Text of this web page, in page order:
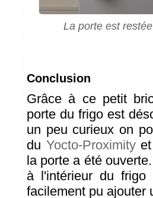
La porte est
Conclusion
Grâce à ce petit
porte du frigo est
un peu curieux on
du Yocto-Proximity
la porte a été
à l'intérieur du frigo
facilement pu ajouter